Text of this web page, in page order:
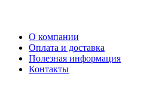
О компании
Оплата и доставка
Полезная информация
Контакты